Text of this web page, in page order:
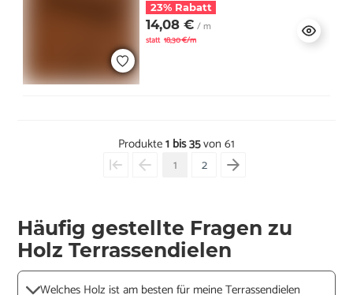
23% Rabatt
14,08 € / m
statt 18,30 €/m
Produkte1 bis 35von 61
1
2
Häufig gestellte Fragen zu
Holz Terrassendielen
Welches Holz ist am besten für meine Terrassendielen